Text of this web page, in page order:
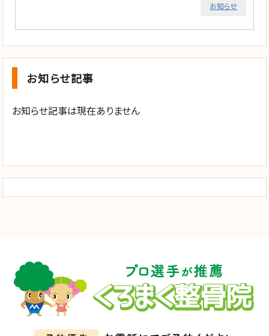
お知らせ
お知らせ記事
お知らせ記事は現在ありません